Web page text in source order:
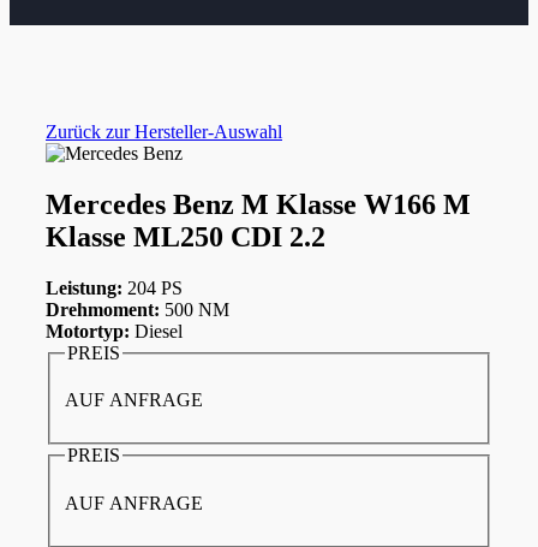
Zurück zur Hersteller-Auswahl
Mercedes Benz M Klasse W166 M
Klasse ML250 CDI 2.2
Leistung: 204 PS
Drehmoment: 500 NM
Motortyp: Diesel
PREIS
AUF ANFRAGE
PREIS
AUF ANFRAGE